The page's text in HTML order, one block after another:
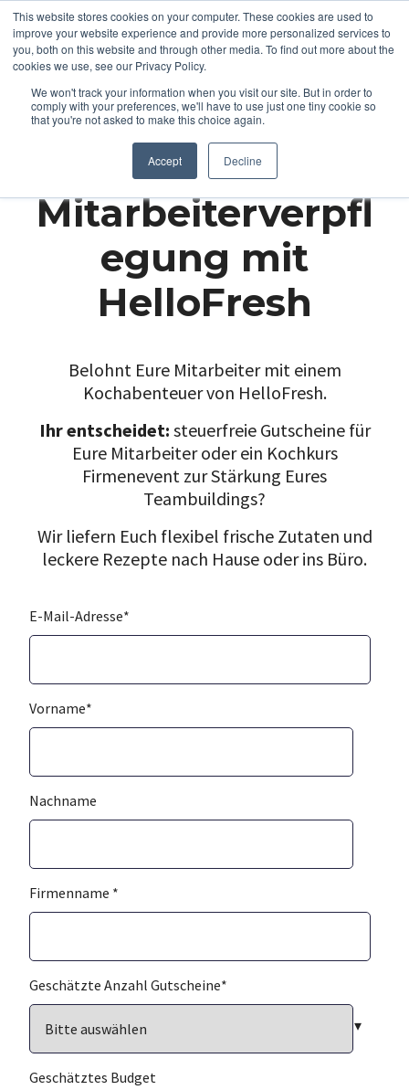
This website stores cookies on your computer. These cookies are used to
improve your website experience and provide more personalized services to
you, both on this website and through other media. To find out more about the
cookies we use, see our Privacy Policy.
We won't track your information when you visit our site. But in order to
comply with your preferences, we'll have to use just one tiny cookie so
that you're not asked to make this choice again.
Accept Decline
Mitarbeiterverpfl
egung mit
HelloFresh
Belohnt Eure Mitarbeiter mit einem
Kochabenteuer von HelloFresh.
Ihr entscheidet: steuerfreie Gutscheine für
Eure Mitarbeiter oder ein Kochkurs
Firmenevent zur Stärkung Eures
Teambuildings?
Wir liefern Euch flexibel frische Zutaten und
leckere Rezepte nach Hause oder ins Büro.
E-Mail-Adresse*
Vorname*
Nachname
Firmenname *
Geschätzte Anzahl Gutscheine*
Geschätztes Budget